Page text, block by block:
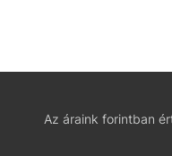
Az áraink forintban